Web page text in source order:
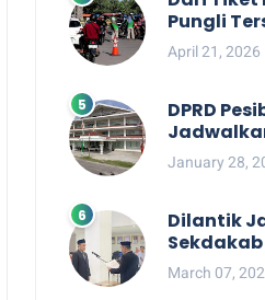
Pungli
Kisruh
Jukung
April 21, 2026
DPRD
Pemkab
Tahun
January 28,
Dilantik
Tedi
Ternyata
March 07,